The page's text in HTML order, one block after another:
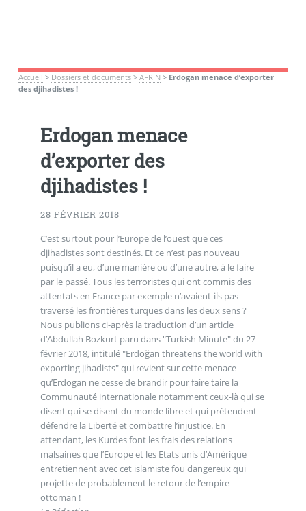
Accueil > Dossiers et documents> AFRIN > Erdogan menace d’exporter
des djihadistes !
Erdogan menace
d’exporter des
djihadistes !
28 FÉVRIER 2018
C’est surtout pour l’Europe de l’ouest que ces
djihadistes sont destinés. Et ce n’est pas nouveau
puisqu’il a eu, d’une manière ou d’une autre, à le faire
par le passé. Tous les terroristes qui ont commis des
attentats en France par exemple n’avaient-ils pas
traversé les frontières turques dans les deux sens ?
Nous publions ci-après la traduction d’un article
d’Abdullah Bozkurt paru dans "Turkish Minute" du 27
février 2018, intitulé "Erdoğan threatens the world with
exporting jihadists" qui revient sur cette menace
qu’Erdogan ne cesse de brandir pour faire taire la
Communauté internationale notamment ceux-là qui se
disent qui se disent du monde libre et qui prétendent
défendre la Liberté et combattre l’injustice. En
attendant, les Kurdes font les frais des relations
malsaines que l’Europe et les Etats unis d’Amérique
entretiennent avec cet islamiste fou dangereux qui
projette de probablement le retour de l’empire
ottoman !